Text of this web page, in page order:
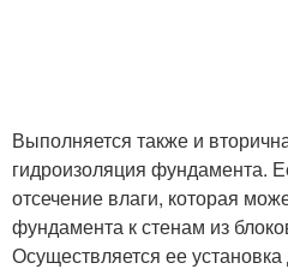
Выполняется также и
гидроизоляция фундамента.
отсечение влаги, которая
фундамента к стенам из
Осуществляется ее